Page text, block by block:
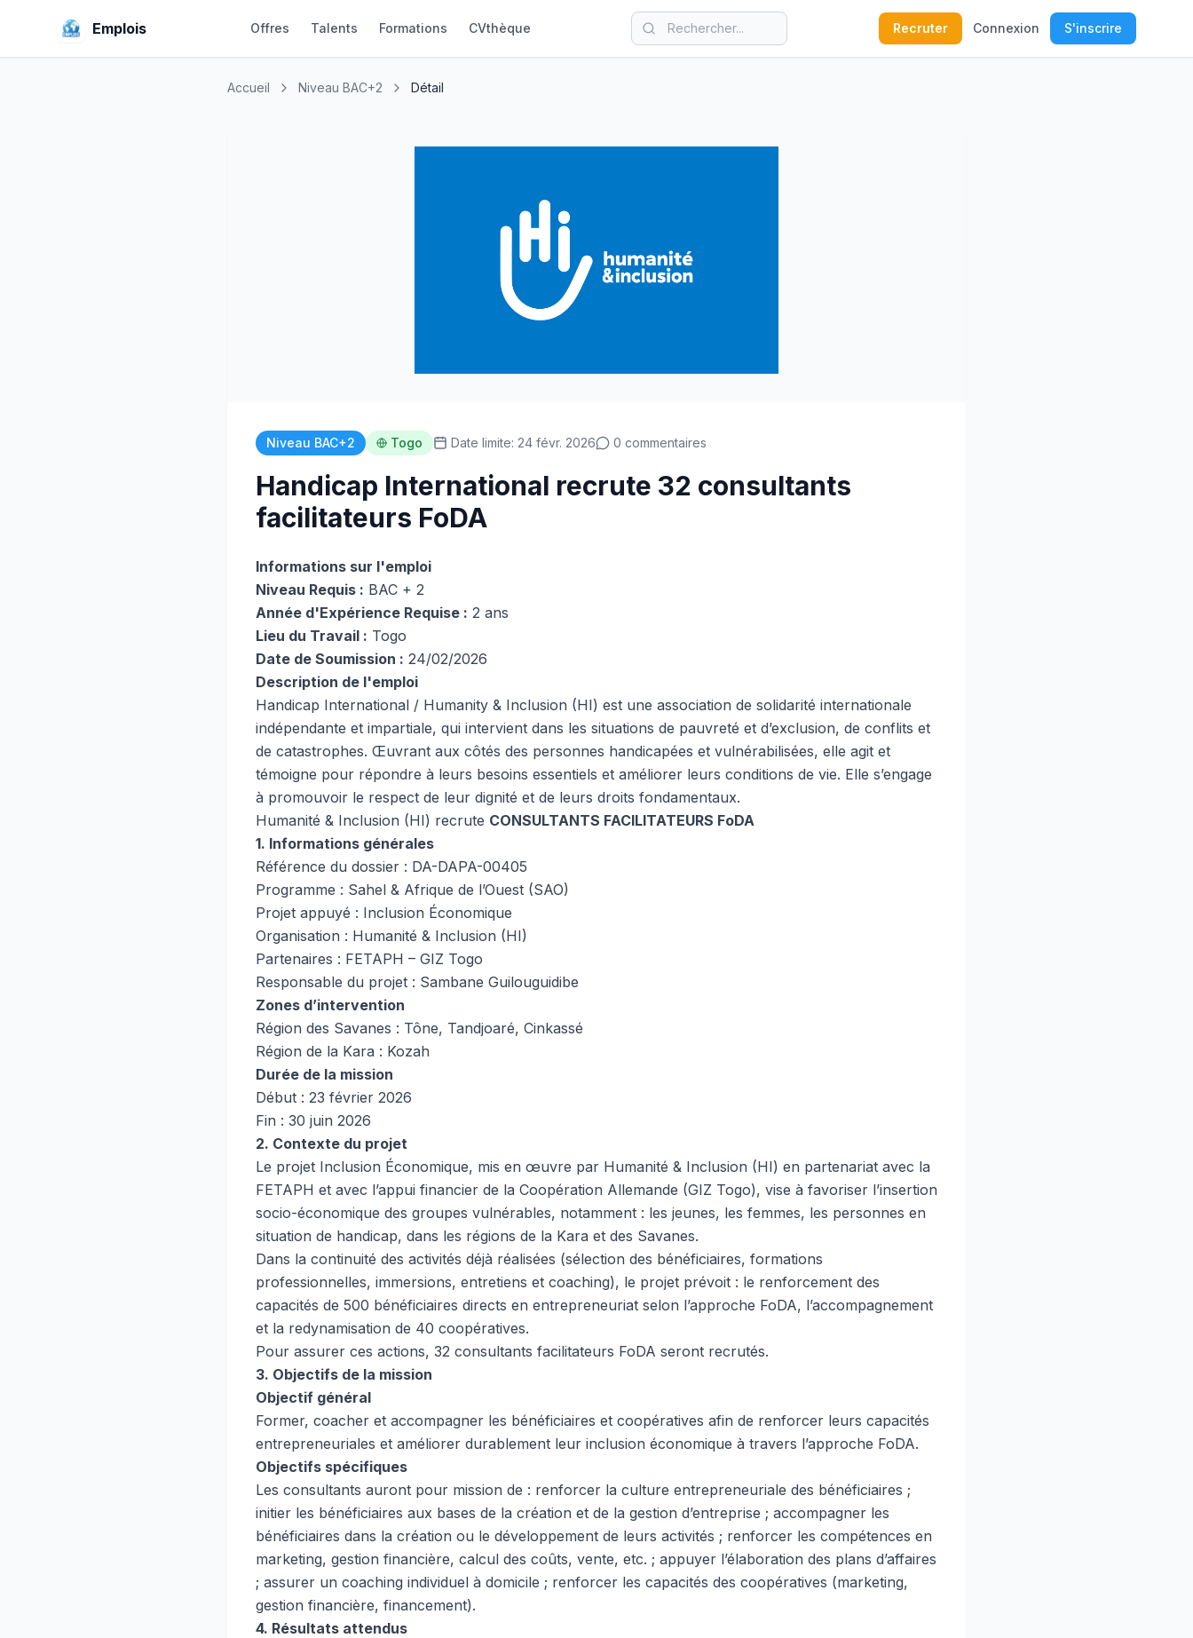
Emplois Offres Talents Formations CVthèque Recruter Connexion S'inscrire
Accueil Niveau BAC+2 Détail
Niveau BAC+2 Togo Date limite: 24 févr. 2026 0 commentaires
Handicap International recrute 32 consultants
facilitateurs FoDA
Informations sur l'emploi
Niveau Requis : BAC + 2
Année d'Expérience Requise : 2 ans
Lieu du Travail : Togo
Date de Soumission : 24/02/2026
Description de l'emploi
Handicap International / Humanity & Inclusion (HI) est une association de solidarité internationale
indépendante et impartiale, qui intervient dans les situations de pauvreté et d’exclusion, de conflits et
de catastrophes. Œuvrant aux côtés des personnes handicapées et vulnérabilisées, elle agit et
témoigne pour répondre à leurs besoins essentiels et améliorer leurs conditions de vie. Elle s’engage
à promouvoir le respect de leur dignité et de leurs droits fondamentaux.
Humanité & Inclusion (HI) recrute CONSULTANTS FACILITATEURS FoDA
1. Informations générales
Référence du dossier : DA-DAPA-00405
Programme : Sahel & Afrique de l’Ouest (SAO)
Projet appuyé : Inclusion Économique
Organisation : Humanité & Inclusion (HI)
Partenaires : FETAPH – GIZ Togo
Responsable du projet : Sambane Guilouguidibe
Zones d’intervention
Région des Savanes : Tône, Tandjoaré, Cinkassé
Région de la Kara : Kozah
Durée de la mission
Début : 23 février 2026
Fin : 30 juin 2026
2. Contexte du projet
Le projet Inclusion Économique, mis en œuvre par Humanité & Inclusion (HI) en partenariat avec la
FETAPH et avec l’appui financier de la Coopération Allemande (GIZ Togo), vise à favoriser l’insertion
socio-économique des groupes vulnérables, notamment : les jeunes, les femmes, les personnes en
situation de handicap, dans les régions de la Kara et des Savanes.
Dans la continuité des activités déjà réalisées (sélection des bénéficiaires, formations
professionnelles, immersions, entretiens et coaching), le projet prévoit : le renforcement des
capacités de 500 bénéficiaires directs en entrepreneuriat selon l’approche FoDA, l’accompagnement
et la redynamisation de 40 coopératives.
Pour assurer ces actions, 32 consultants facilitateurs FoDA seront recrutés.
3. Objectifs de la mission
Objectif général
Former, coacher et accompagner les bénéficiaires et coopératives afin de renforcer leurs capacités
entrepreneuriales et améliorer durablement leur inclusion économique à travers l’approche FoDA.
Objectifs spécifiques
Les consultants auront pour mission de : renforcer la culture entrepreneuriale des bénéficiaires ;
initier les bénéficiaires aux bases de la création et de la gestion d’entreprise ; accompagner les
bénéficiaires dans la création ou le développement de leurs activités ; renforcer les compétences en
marketing, gestion financière, calcul des coûts, vente, etc. ; appuyer l’élaboration des plans d’affaires
; assurer un coaching individuel à domicile ; renforcer les capacités des coopératives (marketing,
gestion financière, financement).
4. Résultats attendus